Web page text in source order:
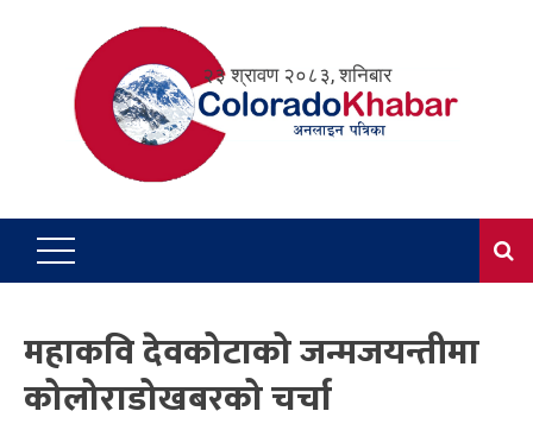
२३ श्रावण २०८३, शनिबार
महाकवि देवकोटाको जन्मजयन्तीमा
कोलोराडोखबरको चर्चा